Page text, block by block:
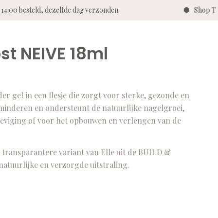
besteld, dezelfde dag verzonden. Shop
NEIVE 18ml
gel in een flesje die zorgt voor sterke, gezonde en
en ondersteunt de natuurlijke nagelgroei,
of voor het opbouwen en verlengen van de
variant van Elle uit de BUILD &
en verzorgde uitstraling.